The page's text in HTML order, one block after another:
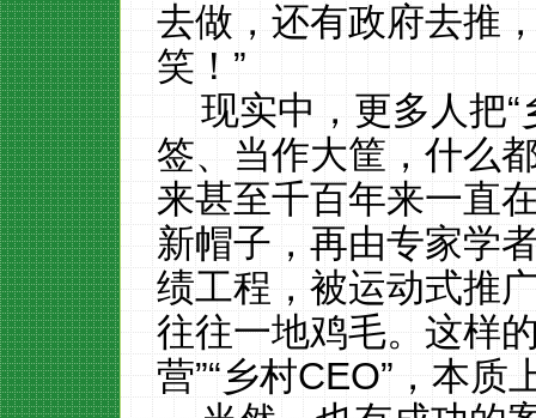
去做，还有政府去推
笑！”
现实中，更多人把“
签、当作大筐，什么
来甚至千百年来一直
新帽子，再由专家学
绩工程，被运动式推
往往一地鸡毛。这样
营”“乡村CEO”，本质